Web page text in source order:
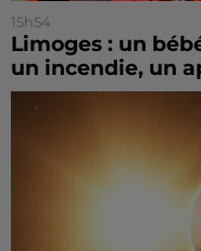
15h54
Limoges : un
un incendie, un